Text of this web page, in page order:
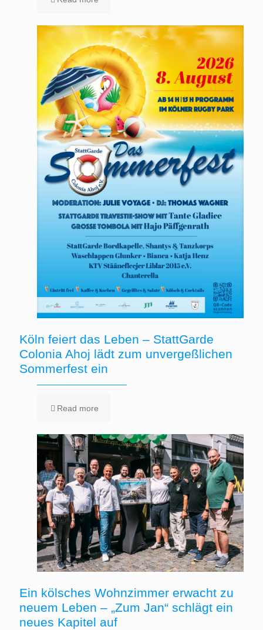
Köln feiert das Leben – StattGarde
Colonia Ahoj lädt zum unvergeßlichen
Sommerfest ein
Read more
Ein kölsches Wohnzimmer erwacht zu
neuem Leben – „Zum Jan“ schlägt ein
neues Kapitel auf